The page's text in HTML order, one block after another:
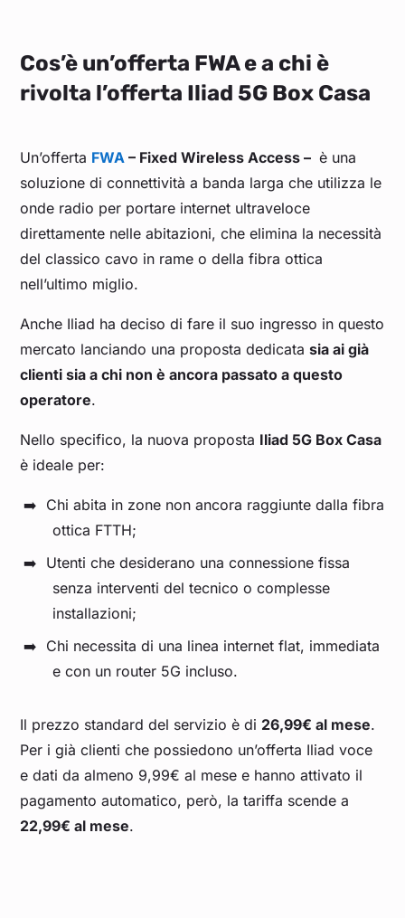
Cos’è un’offerta FWA e a chi è
rivolta l’offerta Iliad 5G Box Casa
Un’offerta FWA – Fixed Wireless Access – è una
soluzione di connettività a banda larga che utilizza le
onde radio per portare internet ultraveloce
direttamente nelle abitazioni, che elimina la necessità
del classico cavo in rame o della fibra ottica
nell’ultimo miglio.
Anche Iliad ha deciso di fare il suo ingresso in questo
mercato lanciando una proposta dedicatasia ai già
clienti sia a chi non è ancora passato a questo
operatore.
Nello specifico, la nuova proposta Iliad 5G Box Casa
è ideale per:
Chi abita in zone non ancora raggiunte dalla fibra
ottica FTTH;
Utenti che desiderano una connessione fissa
senza interventi del tecnico o complesse
installazioni;
Chi necessita di una linea internet flat, immediata
e con un router 5G incluso.
Il prezzo standard del servizio è di 26,99€ al mese.
Per i già clienti che possiedono un’offerta Iliad voce
e dati da almeno 9,99€ al mese e hanno attivato il
pagamento automatico, però, la tariffa scende a
22,99€ al mese.